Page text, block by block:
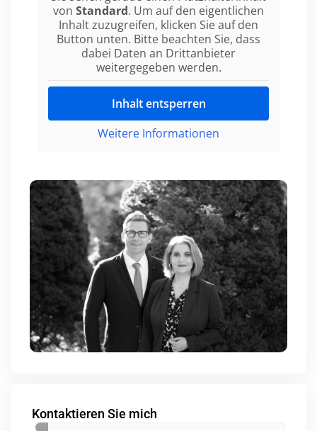
von Standard. Um auf den eigentlichen
Inhalt zuzugreifen, klicken Sie auf den
Button unten. Bitte beachten Sie, dass
dabei Daten an Drittanbieter
weitergegeben werden.
Inhalt entsperren
Weitere Informationen
Kontaktieren Sie mich